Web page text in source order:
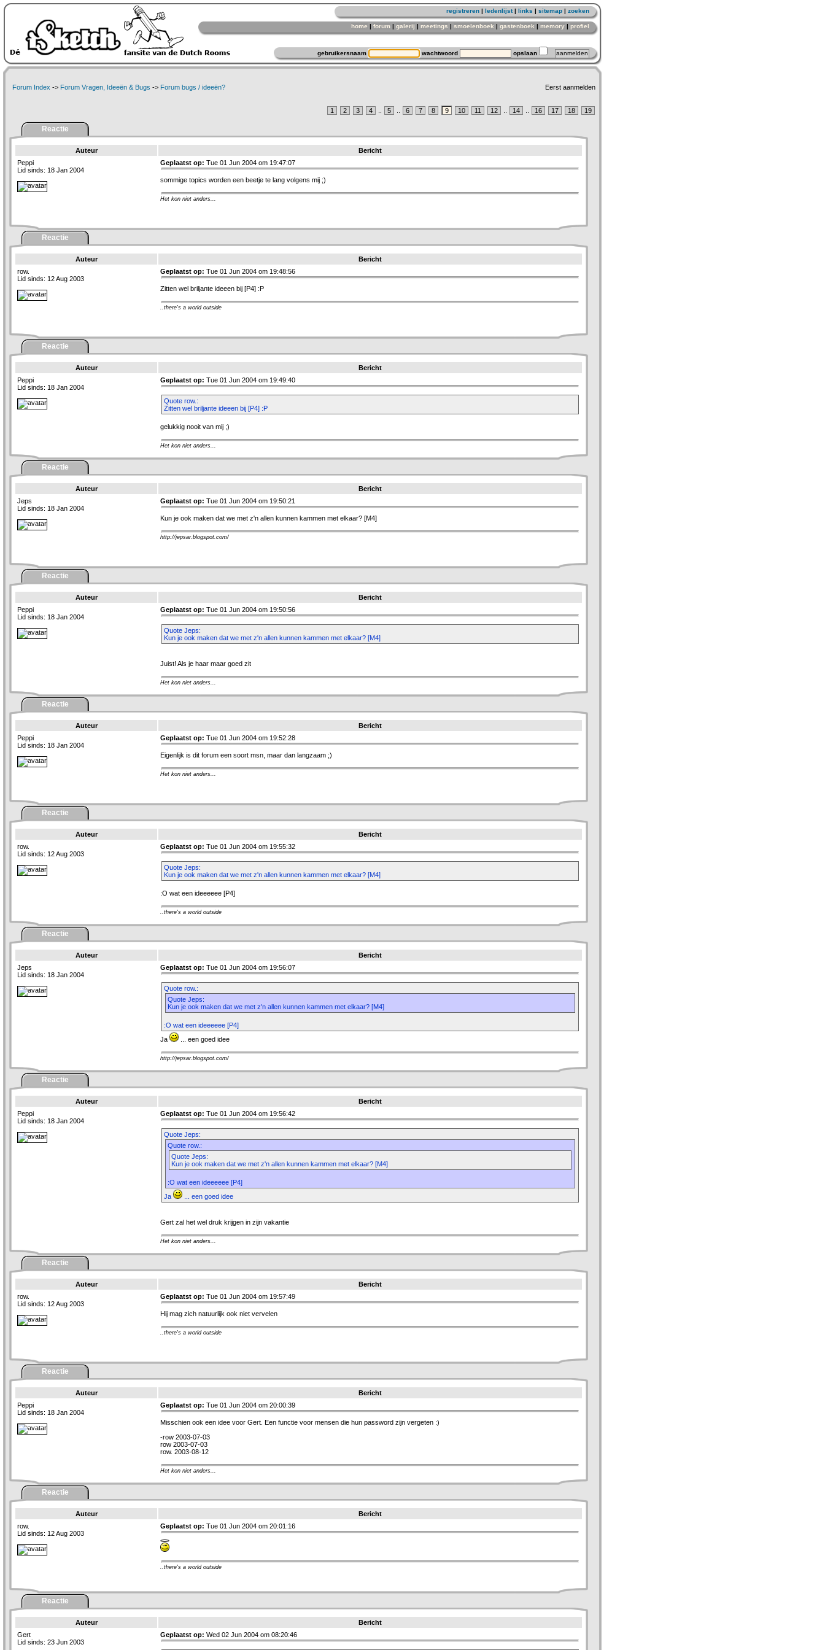
registreren | ledenlijst| links | sitemap | zoeken
home | forum | galerij | meetings | smoelenboek | gastenboek | memory | profiel
gebruikersnaam wachtwoord opslaan
Forum Index -> Forum Vragen, Ideeën & Bugs -> Forum bugs / ideeën? Eerst aanmelden
1 2 3 4 5 6 7 8 9 10 11 12 14 16 17 18 19
Reactie
Auteur
Bericht
Peppi
Lid sinds: 18 Jan 2004
Geplaatst op: Tue 01 Jun 2004 om 19:47:07
sommige topics worden een beetje te lang volgens mij ;)
Het kon niet anders...
Reactie
Auteur
Bericht
row.
Lid sinds: 12 Aug 2003
Geplaatst op: Tue 01 Jun 2004 om 19:48:56
Zitten wel briljante ideeen bij [P4] :P
..there's a world outside
Reactie
Auteur
Bericht
Peppi
Lid sinds: 18 Jan 2004
Geplaatst op: Tue 01 Jun 2004 om 19:49:40
Quote row.:
Zitten wel briljante ideeen bij [P4] :P
gelukkig nooit van mij ;)
Het kon niet anders...
Reactie
Auteur
Bericht
Jeps
Lid sinds: 18 Jan 2004
Geplaatst op: Tue 01 Jun 2004 om 19:50:21
Kun je ook maken dat we met z'n allen kunnen kammen met elkaar? [M4]
http://jepsar.blogspot.com/
Reactie
Auteur
Bericht
Peppi
Lid sinds: 18 Jan 2004
Geplaatst op: Tue 01 Jun 2004 om 19:50:56
Quote Jeps:
Kun je ook maken dat we met z'n allen kunnen kammen met elkaar? [M4]
Juist! Als je haar maar goed zit
Het kon niet anders...
Reactie
Auteur
Bericht
Peppi
Lid sinds: 18 Jan 2004
Geplaatst op: Tue 01 Jun 2004 om 19:52:28
Eigenlijk is dit forum een soort msn, maar dan langzaam ;)
Het kon niet anders...
Reactie
Auteur
Bericht
row.
Lid sinds: 12 Aug 2003
Geplaatst op: Tue 01 Jun 2004 om 19:55:32
Quote Jeps:
Kun je ook maken dat we met z'n allen kunnen kammen met elkaar? [M4]
:O wat een ideeeeee [P4]
..there's a world outside
Reactie
Auteur
Bericht
Jeps
Lid sinds: 18 Jan 2004
Geplaatst op: Tue 01 Jun 2004 om 19:56:07
Quote row.:
Quote Jeps:
Kun je ook maken dat we met z'n allen kunnen kammen met elkaar? [M4]
:O wat een ideeeeee [P4]
Ja
... een goed idee
http://jepsar.blogspot.com/
Reactie
Auteur
Bericht
Peppi
Lid sinds: 18 Jan 2004
Geplaatst op: Tue 01 Jun 2004 om 19:56:42
Quote Jeps:
Quote row.:
Quote Jeps:
Kun je ook maken dat we met z'n allen kunnen kammen met elkaar? [M4]
:O wat een ideeeeee [P4]
Ja
... een goed idee
Gert zal het wel druk krijgen in zijn vakantie
Het kon niet anders...
Reactie
Auteur
Bericht
row.
Lid sinds: 12 Aug 2003
Geplaatst op: Tue 01 Jun 2004 om 19:57:49
Hij mag zich natuurlijk ook niet vervelen
..there's a world outside
Reactie
Auteur
Bericht
Peppi
Lid sinds: 18 Jan 2004
Geplaatst op: Tue 01 Jun 2004 om 20:00:39
Misschien ook een idee voor Gert. Een functie voor mensen die hun password zijn vergeten :)
-row 2003-07-03
row 2003-07-03
row. 2003-08-12
Het kon niet anders...
Reactie
Auteur
Bericht
row.
Lid sinds: 12 Aug 2003
Geplaatst op: Tue 01 Jun 2004 om 20:01:16
..there's a world outside
Reactie
Auteur
Bericht
Gert
Lid sinds: 23 Jun 2003
Geplaatst op: Wed 02 Jun 2004 om 08:20:46